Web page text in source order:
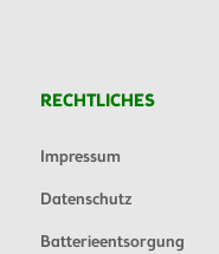
RECHTLICHES
Impressum
Datenschutz
Batterieentsorgung